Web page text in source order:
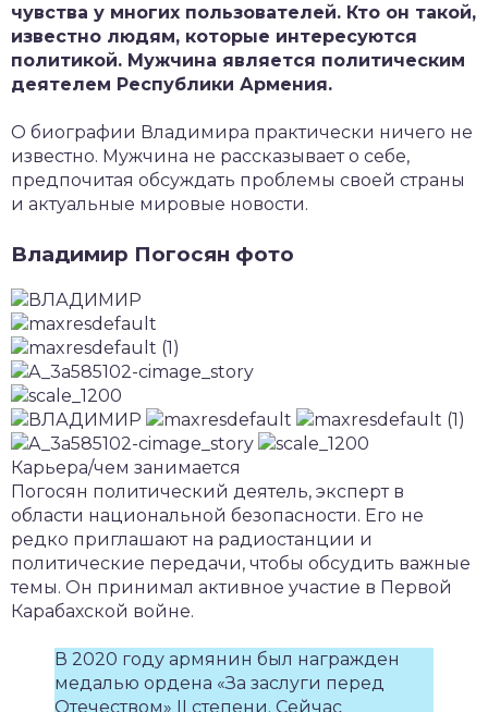
чувства у многих пользователей. Кто он такой,
известно людям, которые интересуются
политикой. Мужчина является политическим
деятелем Республики Армения.
О биографии Владимира практически ничего не
известно. Мужчина не рассказывает о себе,
предпочитая обсуждать проблемы своей страны
и актуальные мировые новости.
Владимир Погосян фото
Карьера/чем занимается
Погосян политический деятель, эксперт в
области национальной безопасности. Его не
редко приглашают на радиостанции и
политические передачи, чтобы обсудить важные
темы. Он принимал активное участие в Первой
Карабахской войне.
В 2020 году армянин был награжден
медалью ордена «За заслуги перед
Отечеством» II степени. Сейчас